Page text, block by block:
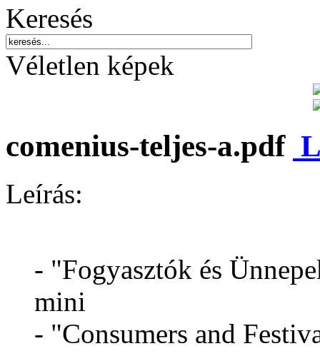
Keresés
Véletlen képek
comenius-teljes-a.pdf
Leírás:
- "Fogyasztók és
mini
- "Consumers and